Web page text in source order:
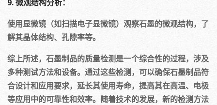
9. 微观结构分析：
使用显微镜（如扫描电子显微镜）观察石墨的微观结构，了
解其晶体结构、孔隙率等。
综上所述，石墨制品的质量检测是一个综合性的过程，涉及
多种测试方法和设备。通过这些检测，可以确保石墨制品符
合设计和应用要求，延长其使用寿命，提高其在高温、电极
等应用中的可靠性和效率。随着技术的发展，新的检测方法